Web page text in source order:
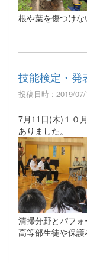
根や葉を傷つけな
技能検定・発
投稿日時 : 2019/07/
7月11日(木)１０
ありました。
清掃分野とパフ
高等部生徒や保護